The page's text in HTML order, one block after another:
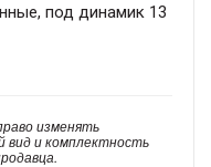
под динамик 13
изменять
вид и комплектность